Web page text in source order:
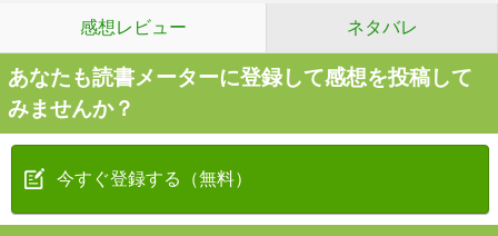
感想レビュー ネタバレ
あなたも読書メーターに登録して感想を投稿して
みませんか？
今すぐ登録する（無料）